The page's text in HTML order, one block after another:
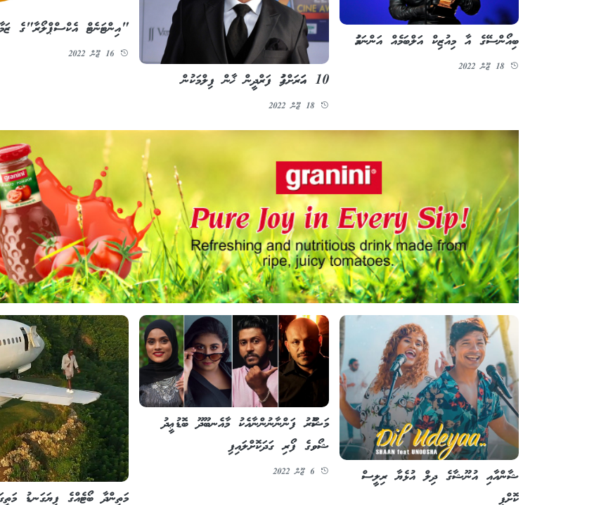
ބިއޯންސޭގެ އާ މިއުޒިކް އަލްބަމެއް އަންނަމަހު
18 ޖޫން 2022
10 އަހަރަށްފަހު ފަރްދީން ޚާން ފިލްމަކުން
18 ޖޫން 2022
"އިންޓަނެޓް އެކްސްޕްލޯރާ"ގެ
16 ޖޫން 2022
ޝާންއާއި އުނޫޝާގެ ދިލް އުޅެޔާ ރިލީސް
ކޮށްފި
މަޝްހޫރު ފަންނާނުންނާއެކު މާއެނބޫދޫ ބޮޑުޢީދު
ޝޯވގެ ފޯރި ގަދަކޮށްލައިފި
6 ޖޫން 2022
މަތިންދާ ބޯޓެއްގެ ފިޔަގަނޑު